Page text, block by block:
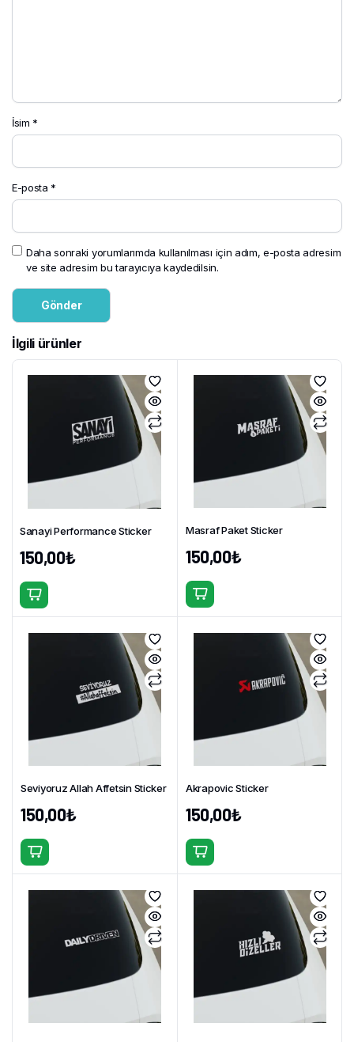
İsim *
E-posta *
Daha sonraki yorumlarımda kullanılması için adım, e-posta adresim
ve site adresim bu tarayıcıya kaydedilsin.
İlgili ürünler
Sanayi Performance Sticker
150,00₺
Bu
ürünün
ürün
Masraf Paket Sticker
150,00₺
Bu
ürünün
varyasyonu
ürün
Seviyoruz Allah Affetsin Sticker
150,00₺
Bu
ürünün
varyasyonu
ürün
Akrapovic Sticker
150,00₺
Bu
ürünün
varyasyonu
ürün